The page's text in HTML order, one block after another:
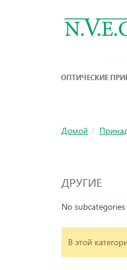
ОПТИЧЕСКИЕ
Домой
ДРУГИЕ
No subcategories
В этой